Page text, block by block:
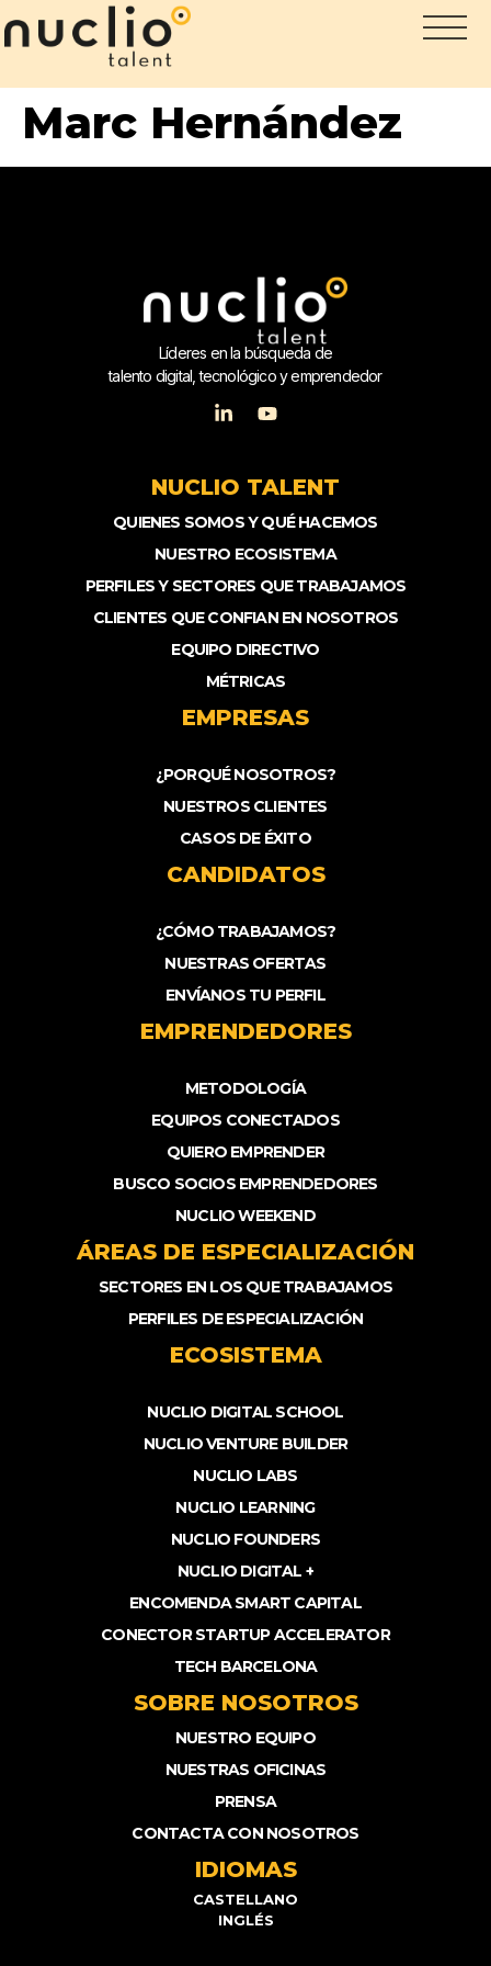
Marc Hernández
Líderes en la búsqueda de
talento digital, tecnológico y emprendedor
NUCLIO TALENT
QUIENES SOMOS Y QUÉ HACEMOS
NUESTRO ECOSISTEMA
PERFILES Y SECTORES QUE TRABAJAMOS
CLIENTES QUE CONFIAN EN NOSOTROS
EQUIPO DIRECTIVO
MÉTRICAS
EMPRESAS
¿PORQUÉ NOSOTROS?
NUESTROS CLIENTES
CASOS DE ÉXITO
CANDIDATOS
¿CÓMO TRABAJAMOS?
NUESTRAS OFERTAS
ENVÍANOS TU PERFIL
EMPRENDEDORES
METODOLOGÍA
EQUIPOS CONECTADOS
QUIERO EMPRENDER
BUSCO SOCIOS EMPRENDEDORES
NUCLIO WEEKEND
ÁREAS DE ESPECIALIZACIÓN
SECTORES EN LOS QUE TRABAJAMOS
PERFILES DE ESPECIALIZACIÓN
ECOSISTEMA
NUCLIO DIGITAL SCHOOL
NUCLIO VENTURE BUILDER
NUCLIO LABS
NUCLIO LEARNING
NUCLIO FOUNDERS
NUCLIO DIGITAL +
ENCOMENDA SMART CAPITAL
CONECTOR STARTUP ACCELERATOR
TECH BARCELONA
SOBRE NOSOTROS
NUESTRO EQUIPO
NUESTRAS OFICINAS
PRENSA
CONTACTA CON NOSOTROS
IDIOMAS
CASTELLANO
INGLÉS